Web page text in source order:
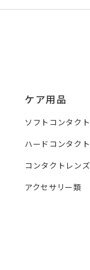
ケア用品
ソフトコンタク
ハードコンタク
コンタクトレン
アクセサリー類